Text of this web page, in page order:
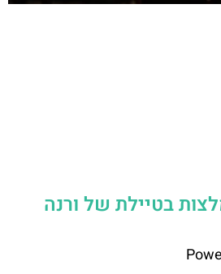
בטיילת של ורנה